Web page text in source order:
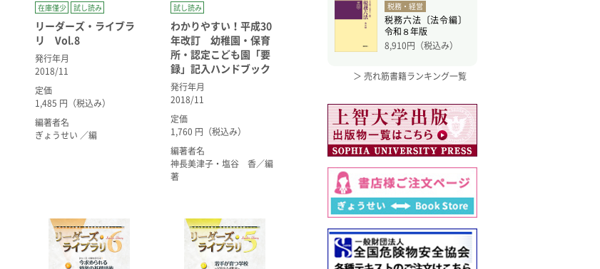
在庫僅少 試し読み
リーダーズ・ライブラ
リ Vol.8
発行年月
2018/11
定価
1,485 円（税込み）
編著者名
ぎょうせい ／編
試し読み
わかりやすい！平成30
年改訂 幼稚園・保育
所・認定こども園「要
録」記入ハンドブック
発行年月
2018/11
定価
1,760 円（税込み）
編著者名
神長美津子・塩谷 香／編
著
税務・経営
税務六法〔法令編〕
令和８年版
8,910円（税込み）
＞ 売れ筋書籍ランキング一覧